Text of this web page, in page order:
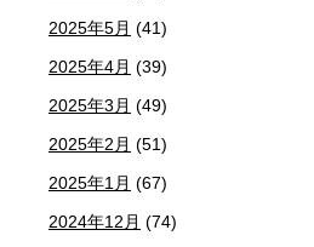
2025年5月 (41)
2025年4月 (39)
2025年3月 (49)
2025年2月 (51)
2025年1月 (67)
2024年12月 (74)